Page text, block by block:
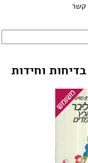
קשר
וחידות